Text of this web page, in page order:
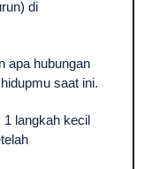
di
apa hubungan
saat ini.
1 langkah kecil